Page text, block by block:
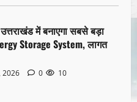
में बनाएगा सबसे बड़ा
Storage System, लागत
2026 0 10